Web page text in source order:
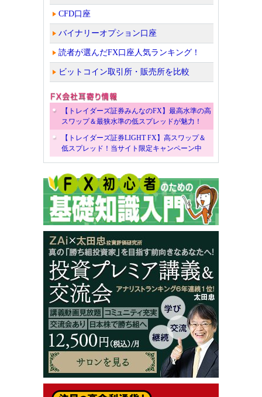
CFD口座
バイナリーオプション口座
読者が選んだFX口座人気ランキング！
ビットコイン取引所・販売所を比較
【トレイダーズ証券みんなのFX】最高水準の高
スワップ＆最狭水準の低スプレッドが魅力！
【トレイダーズ証券LIGHT FX】高スワップ＆
低スプレッド！当サイト限定キャンペーン中